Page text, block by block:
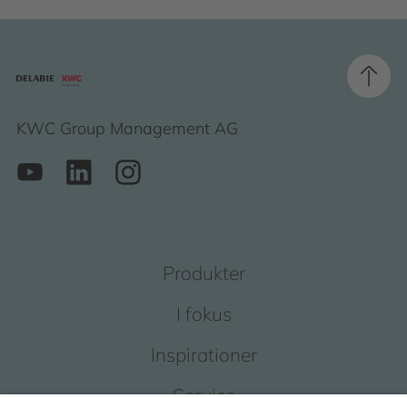
KWC Group Management AG
Produkter
I fokus
Inspirationer